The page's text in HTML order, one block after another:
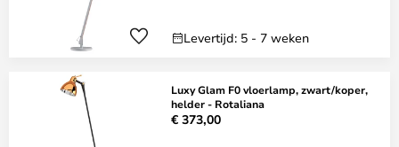
Levertijd: 5 - 7 weken
Luxy Glam F0 vloerlamp, zwart/koper,
helder - Rotaliana
€ 373,00